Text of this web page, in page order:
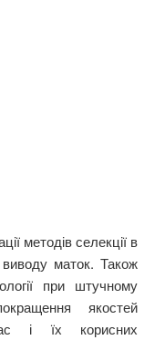
методів селекції в
виводу маток. Також
при штучному
якостей
і їх корисних